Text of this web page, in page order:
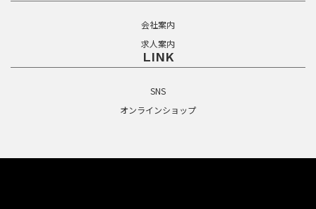
会社案内
求人案内
LINK
SNS
オンラインショップ